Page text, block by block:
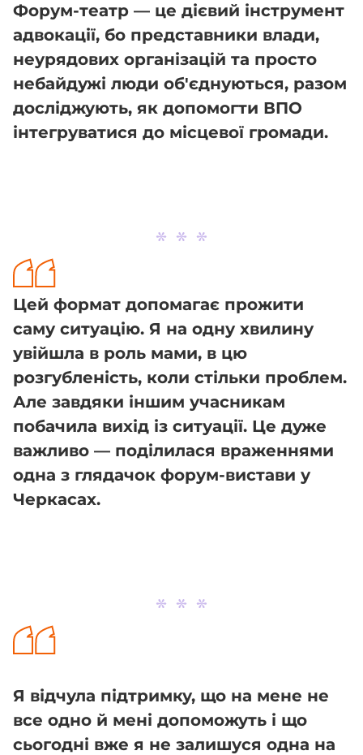
Форум-театр — це дієвий інструмент
адвокації, бо представники влади,
неурядових організацій та просто
небайдужі люди об'єднуються, разом
досліджують, як допомогти ВПО
інтегруватися до місцевої громади.
Цей формат допомагає прожити
саму ситуацію. Я на одну хвилину
увійшла в роль мами, в цю
розгубленість, коли стільки проблем.
Але завдяки іншим учасникам
побачила вихід із ситуації. Це дуже
важливо — поділилася враженнями
одна з глядачок форум-вистави у
Черкасах.
Я відчула підтримку, що на мене не
все одно й мені допоможуть і що
сьогодні вже я не залишуся одна на